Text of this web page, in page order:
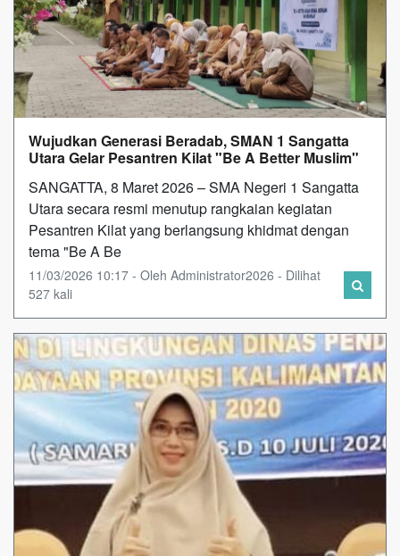
Wujudkan Generasi Beradab, SMAN 1 Sangatta
Utara Gelar Pesantren Kilat "Be A Better Muslim"
SANGATTA, 8 Maret 2026 – SMA Negeri 1 Sangatta
Utara secara resmi menutup rangkaian kegiatan
Pesantren Kilat yang berlangsung khidmat dengan
tema "Be A Be
11/03/2026 10:17 - Oleh Administrator2026 - Dilihat
527 kali